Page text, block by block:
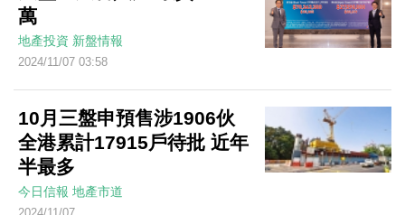
萬
地產投資 新盤情報
2024/11/07 03:58
10月三盤申預售涉1906伙
全港累計17915戶待批 近年
半最多
今日信報 地產市道